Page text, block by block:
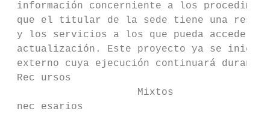
información concerniente a los
que el titular de la sede tiene una
y los servicios a los que pueda
actualización. Este proyecto ya se inició
externo cuya ejecución continuará durante
Rec ursos
Mixtos
nec esarios